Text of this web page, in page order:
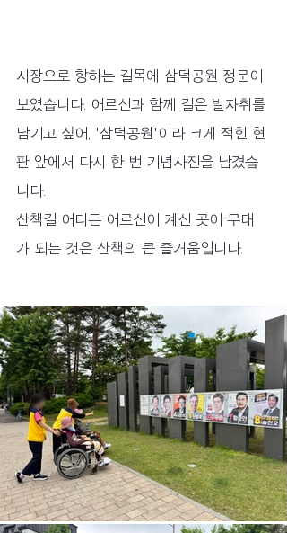
시장으로 향하는 길목에 삼덕공원 정문이
보였습니다. 어르신과 함께 걸은 발자취를
남기고 싶어, '삼덕공원'이라 크게 적힌 현
판 앞에서 다시 한 번 기념사진을 남겼습
니다.
산책길 어디든 어르신이 계신 곳이 무대
가 되는 것은 산책의 큰 즐거움입니다.